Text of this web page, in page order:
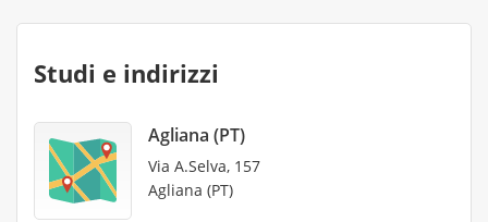
Studi e indirizzi
Agliana (PT)
Via A.Selva, 157
Agliana (PT)